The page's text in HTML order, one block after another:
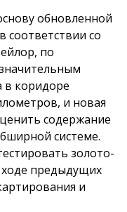
обновленной
соответствии со
по
в коридоре
и новая
содержание
системе.
золото-
предыдущих
и